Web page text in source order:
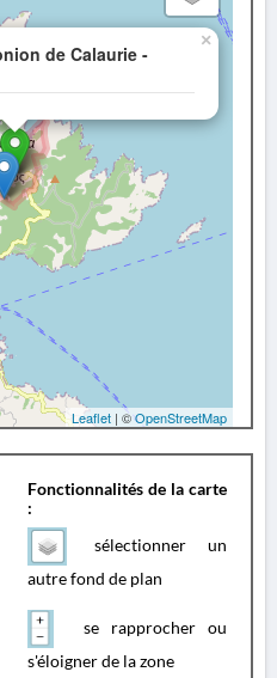
de Calaurie -
×
Leaflet | ©OpenStreetMap
Fonctionnalités de la carte
:
sélectionner un
autre fond de plan
se rapprocher ou
s'éloigner de la zone